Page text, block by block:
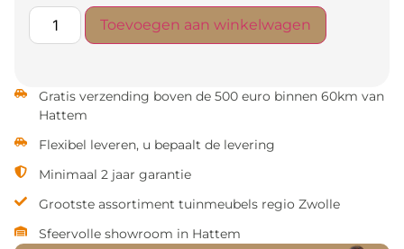
Toevoegen aan winkelwagen
Gratis verzending boven de 500 euro binnen 60km van
Hattem
Flexibel leveren, u bepaalt de levering
Minimaal 2 jaar garantie
Grootste assortiment tuinmeubels regio Zwolle
Sfeervolle showroom in Hattem